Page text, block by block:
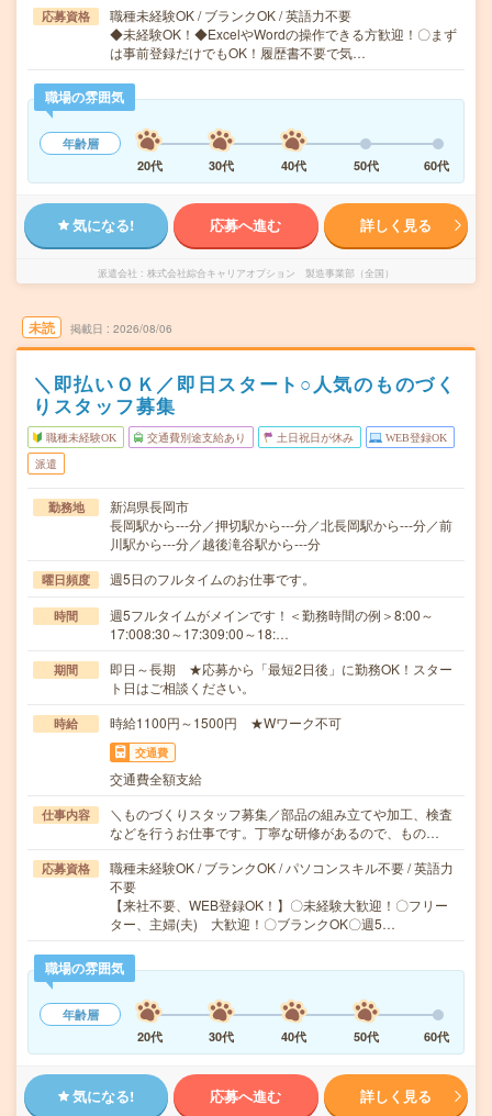
応募資格
職種未経験OK / ブランクOK / 英語力不要
◆未経験OK！◆ExcelやWordの操作できる方歓迎！〇まず
は事前登録だけでもOK！履歴書不要で気…
職場の雰囲気
年齢層
20代
30代 40代 50代 60代
気になる! 応募へ進む 詳しく見る
派遣会社 株式会社綜合キャリアオプション 製造事業部（全国）
未読 掲載日 2026/08/06
＼即払いＯＫ／即日スタート○人気のものづく
りスタッフ募集
職種未経験OK 交通費別途支給あり 土日祝日が休み WEB登録OK
派遣
勤務地
新潟県長岡市
長岡駅から---分／押切駅から---分／北長岡駅から---分／前
川駅から---分／越後滝谷駅から---分
曜日頻度 週5日のフルタイムのお仕事です。
時間
週5フルタイムがメインです！＜勤務時間の例＞8:00～
17:008:30～17:309:00～18:…
期間
即日～長期 ★応募から「最短2日後」に勤務OK！スター
ト日はご相談ください。
時給 時給1100円～1500円 ★Wワーク不可
交通費
交通費全額支給
仕事内容
＼ものづくりスタッフ募集／部品の組み立てや加工、検査
などを行うお仕事です。丁寧な研修があるので、もの…
応募資格
職種未経験OK / ブランクOK / パソコンスキル不要 / 英語力
不要
【来社不要、WEB登録OK！】〇未経験大歓迎！〇フリー
ター、主婦(夫) 大歓迎！〇ブランクOK〇週5…
職場の雰囲気
年齢層
20代
30代 40代 50代 60代
気になる! 応募へ進む 詳しく見る